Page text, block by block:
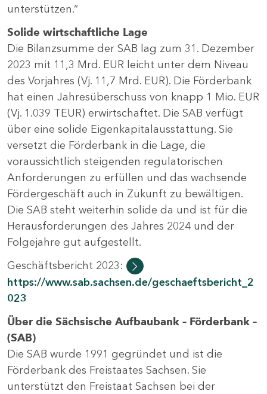
unterstützen.“
Solide wirtschaftliche Lage
Die Bilanzsumme der SAB lag zum 31. Dezember
2023 mit 11,3 Mrd. EUR leicht unter dem Niveau
des Vorjahres (Vj. 11,7 Mrd. EUR). Die Förderbank
hat einen Jahresüberschuss von knapp 1 Mio. EUR
(Vj. 1.039 TEUR) erwirtschaftet. Die SAB verfügt
über eine solide Eigenkapitalausstattung. Sie
versetzt die Förderbank in die Lage, die
voraussichtlich steigenden regulatorischen
Anforderungen zu erfüllen und das wachsende
Fördergeschäft auch in Zukunft zu bewältigen.
Die SAB steht weiterhin solide da und ist für die
Herausforderungen des Jahres 2024 und der
Folgejahre gut aufgestellt.
Geschäftsbericht 2023:
https://www.sab.sachsen.de/geschaeftsbericht_2
023
Über die Sächsische Aufbaubank – Förderbank –
(SAB)
Die SAB wurde 1991 gegründet und ist die
Förderbank des Freistaates Sachsen. Sie
unterstützt den Freistaat Sachsen bei der